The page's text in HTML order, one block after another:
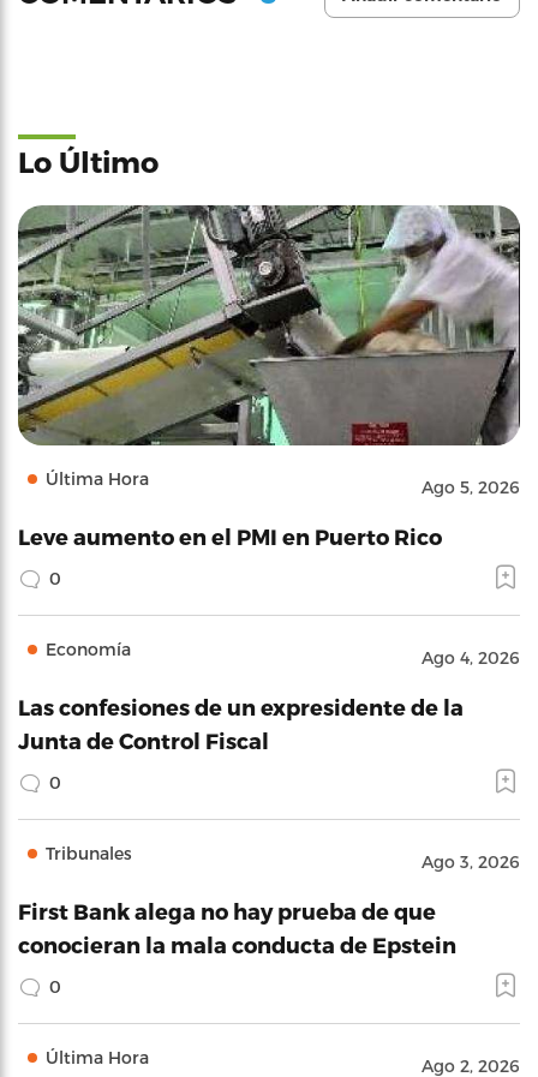
Lo Último
Última Hora Ago 5, 2026
Leve aumento en el PMI en Puerto Rico
0
Economía Ago 4, 2026
Las confesiones de un expresidente de la
Junta de Control Fiscal
0
Tribunales Ago 3, 2026
First Bank alega no hay prueba de que
conocieran la mala conducta de Epstein
0
Última Hora Ago 2, 2026